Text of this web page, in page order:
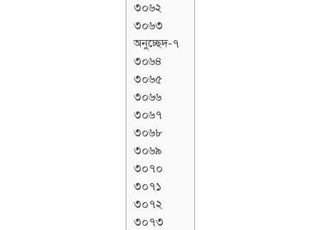
৩০৬২
৩০৬৩
অনুচ্ছেদ-৭
৩০৬৪
৩০৬৫
৩০৬৬
৩০৬৭
৩০৬৮
৩০৬৯
৩০৭০
৩০৭১
৩০৭২
৩০৭৩